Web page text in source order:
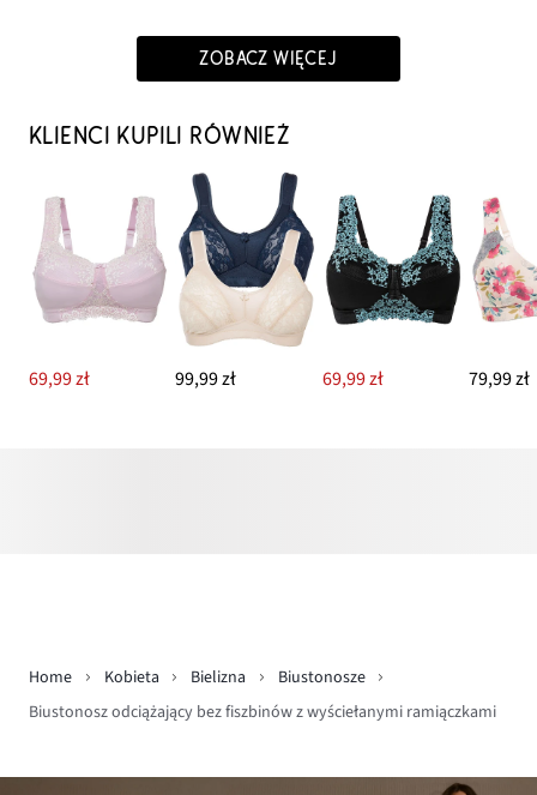
ZOBACZ WIĘCEJ
KLIENCI KUPILI RÓWNIEŻ
69,99 zł 99,99 zł 69,99 zł 79,99 zł
Home Kobieta Bielizna
Biustonosze
Biustonosz odciążający bez fiszbinów z wyściełanymi ramiączkami